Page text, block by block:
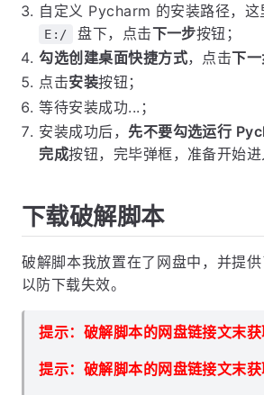
自定义 Pycharm 的安装路径，这
E:/ 盘下，点击下一步按钮；
勾选创建桌面快捷方式，点击下
点击安装按钮；
等待安装成功...；
安装成功后， 先不要勾选运行
完成按钮，完毕弹框，准备开始进
下载破解脚本
破解脚本我放置在了网盘中，并提供
以防下载失效。
提示：破解脚本的网盘链接文末
提示：破解脚本的网盘链接文末